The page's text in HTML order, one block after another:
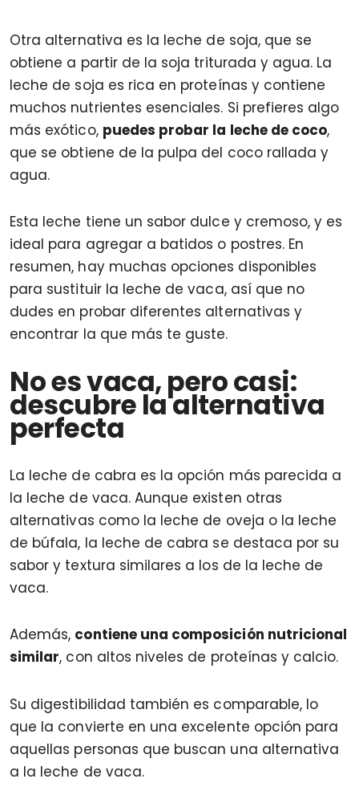
Otra alternativa es la leche de soja, que se
obtiene a partir de la soja triturada y agua. La
leche de soja es rica en proteínas y contiene
muchos nutrientes esenciales. Si prefieres algo
más exótico, puedes probar la leche de coco,
que se obtiene de la pulpa del coco rallada y
agua.
Esta leche tiene un sabor dulce y cremoso, y es
ideal para agregar a batidos o postres. En
resumen, hay muchas opciones disponibles
para sustituir la leche de vaca, así que no
dudes en probar diferentes alternativas y
encontrar la que más te guste.
No es vaca, pero casi:
descubre la alternativa
perfecta
La leche de cabra es la opción más parecida a
la leche de vaca. Aunque existen otras
alternativas como la leche de oveja o la leche
de búfala, la leche de cabra se destaca por su
sabor y textura similares a los de la leche de
vaca.
Además, contiene una composición nutricional
similar, con altos niveles de proteínas y calcio.
Su digestibilidad también es comparable, lo
que la convierte en una excelente opción para
aquellas personas que buscan una alternativa
a la leche de vaca.